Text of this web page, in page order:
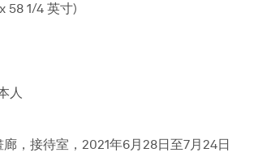
58 1/4 英寸)
人
，接待室，2021年6月28日至7月24日